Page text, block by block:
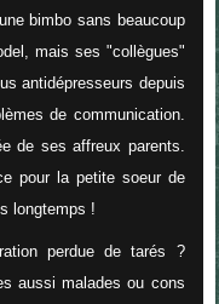
bimbo sans beaucoup
mais ses "collègues"
antidépresseurs depuis
de communication.
de ses affreux parents.
pour la petite soeur de
longtemps !
perdue de tarés ?
aussi malades ou cons